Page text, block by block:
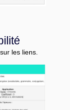
les liens.